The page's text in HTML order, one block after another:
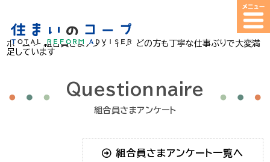
ホーム>組合員さまアンケート> どの方も丁寧な仕事ぶりで大変満
足しています
Questionnaire
組合員さまアンケート
組合員さまアンケート一覧へ